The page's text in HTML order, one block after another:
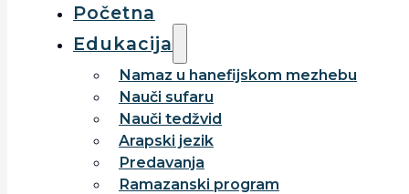
Početna
Edukacija
Namaz u hanefijskom mezhebu
Nauči sufaru
Nauči tedžvid
Arapski jezik
Predavanja
Ramazanski program